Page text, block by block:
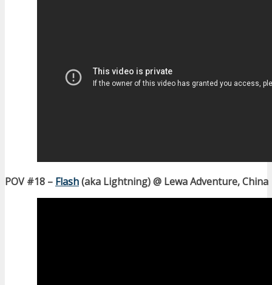
POV #18 – Flash(aka Lightning) @ Lewa Adventure, China